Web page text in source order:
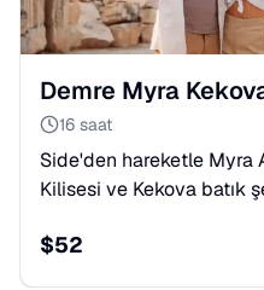
16 saat
Side'den hareketle Myra
Kilisesi ve Kekova batık
dahil, Likya tarihine
$52